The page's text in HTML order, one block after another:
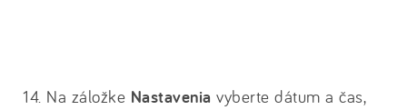
14. Na záložke Nastavenia vyberte dátum a čas,